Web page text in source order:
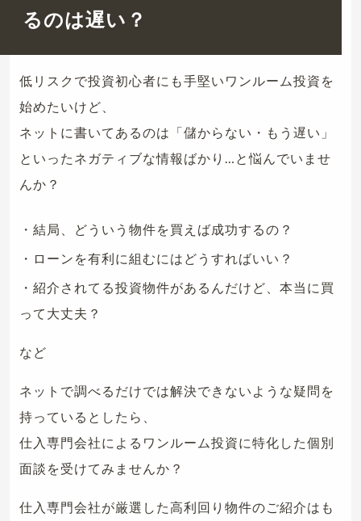
るのは遅い？
低リスクで投資初心者にも手堅いワンルーム投資を
始めたいけど、
ネットに書いてあるのは「儲からない・もう遅い」
といったネガティブな情報ばかり…と悩んでいませ
んか？
・結局、どういう物件を買えば成功するの？
・ローンを有利に組むにはどうすればいい？
・紹介されてる投資物件があるんだけど、本当に買
って大丈夫？
など
ネットで調べるだけでは解決できないような疑問を
持っているとしたら、
仕入専門会社によるワンルーム投資に特化した個別
面談を受けてみませんか？
仕入専門会社が厳選した高利回り物件のご紹介はも